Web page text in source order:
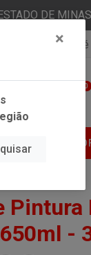
DE
Não
0
Pintura
-
×